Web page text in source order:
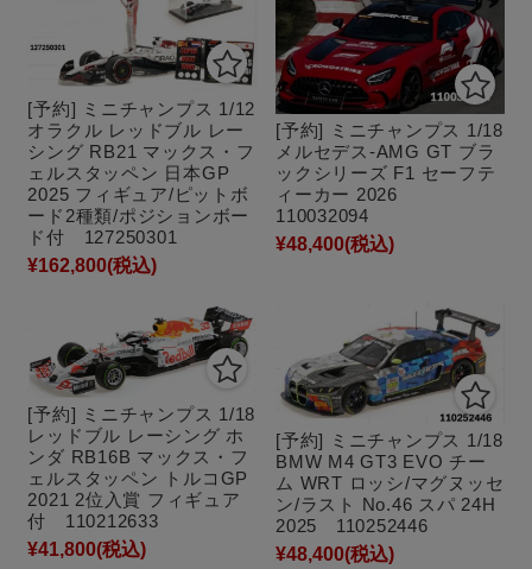
[予約] ミニチャンプス 1/12
オラクル レッドブル レー
シング RB21 マックス・フ
ェルスタッペン 日本GP
2025 フィギュア/ピットボ
ード2種類/ポジションボー
ド付 127250301
¥162,800(税込)
[予約] ミニチャンプス 1/18
メルセデス-AMG GT ブラ
ックシリーズ F1 セーフテ
ィーカー 2026
110032094
¥48,400(税込)
[予約] ミニチャンプス 1/18
レッドブル レーシング ホ
ンダ RB16B マックス・フ
ェルスタッペン トルコGP
2021 2位入賞 フィギュア
付 110212633
¥41,800(税込)
[予約] ミニチャンプス 1/18
BMW M4 GT3 EVO チー
ム WRT ロッシ/マグヌッセ
ン/ラスト No.46 スパ 24H
2025 110252446
¥48,400(税込)